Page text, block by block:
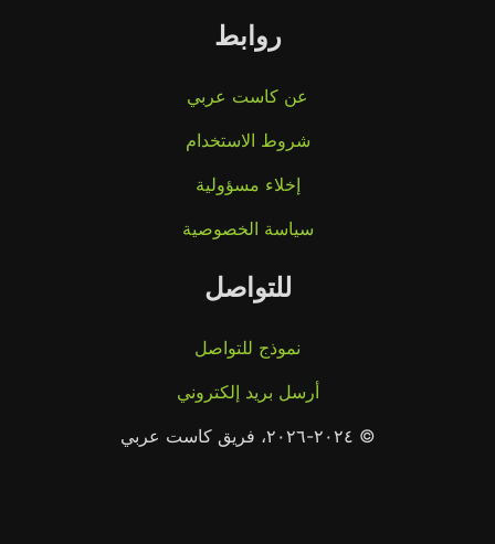
روابط
عن كاست عربي
شروط الاستخدام
إخلاء مسؤولية
سياسة الخصوصية
للتواصل
نموذج للتواصل
أرسل بريد إلكتروني
© ٢٠٢٤-٢٠٢٦، فريق كاست عربي